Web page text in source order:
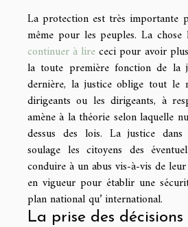
La protection est très importante
même pour les peuples. La
continuer à lirececi pour avoir plus
la toute première fonction de la
dernière, la justice oblige tout le
dirigeants ou les dirigeants, à
amène à la théorie selon laquelle
dessus des lois. La justice
soulage les citoyens des
conduire à un abus vis-à-vis de
en vigueur pour établir une
plan national qu’ international.
La prise des décisions